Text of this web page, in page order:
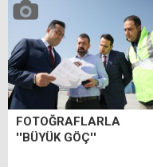
FOTOĞRAFLARLA
''BÜYÜK GÖÇ''